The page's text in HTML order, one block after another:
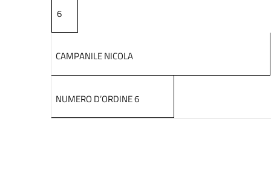
6
CAMPANILE NICOLA
NUMERO D’ORDINE 6